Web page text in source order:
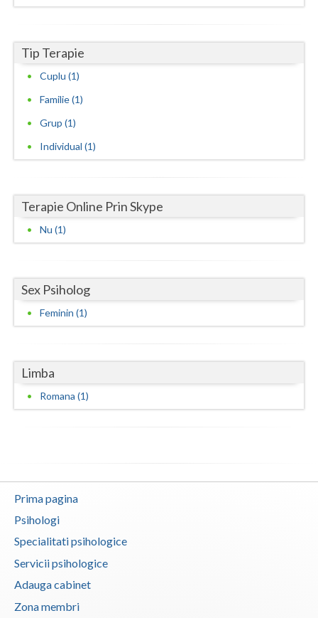
Mehedinti
Olt
Salaj
Satu-Mare
Suceava
Teleorman
Tulcea
Valcea
Tip Terapie
Cuplu (1)
Familie (1)
Grup (1)
Individual (1)
Terapie Online Prin Skype
Nu (1)
Sex Psiholog
Feminin (1)
Limba
Romana (1)
Prima pagina
Psihologi
Specialitati psihologice
Servicii psihologice
Adauga cabinet
Zona membri